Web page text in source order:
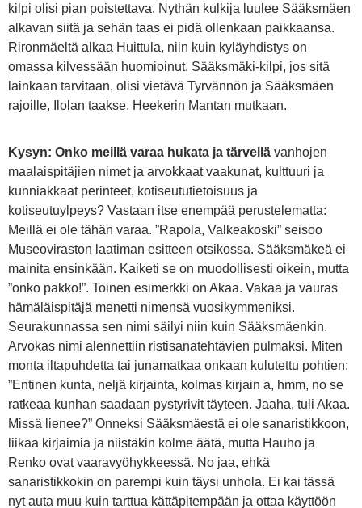
kilpi olisi pian poistettava. Nythän kulkija luulee Sääksmäen
alkavan siitä ja sehän taas ei pidä ollenkaan paikkaansa.
Rironmäeltä alkaa Huittula, niin kuin kyläyhdistys on
omassa kilvessään huomioinut. Sääksmäki-kilpi, jos sitä
lainkaan tarvitaan, olisi vietävä Tyrvännön ja Sääksmäen
rajoille, Ilolan taakse, Heekerin Mantan mutkaan.
Kysyn: Onko meillä varaa hukata ja tärvellä vanhojen
maalaispitäjien nimet ja arvokkaat vaakunat, kulttuuri ja
kunniakkaat perinteet, kotiseututietoisuus ja
kotiseutuylpeys? Vastaan itse enempää perustelematta:
Meillä ei ole tähän varaa. ”Rapola, Valkeakoski” seisoo
Museoviraston laatiman esitteen otsikossa. Sääksmäkeä ei
mainita ensinkään. Kaiketi se on muodollisesti oikein, mutta
”onko pakko!”. Toinen esimerkki on Akaa. Vakaa ja vauras
hämäläispitäjä menetti nimensä vuosikymmeniksi.
Seurakunnassa sen nimi säilyi niin kuin Sääksmäenkin.
Arvokas nimi alennettiin ristisanatehtävien pulmaksi. Miten
monta iltapuhdetta tai junamatkaa onkaan kulutettu pohtien:
”Entinen kunta, neljä kirjainta, kolmas kirjain a, hmm, no se
ratkeaa kunhan saadaan pystyrivit täyteen. Jaaha, tuli Akaa.
Missä lienee?” Onneksi Sääksmäestä ei ole sanaristikkoon,
liikaa kirjaimia ja niistäkin kolme äätä, mutta Hauho ja
Renko ovat vaaravyöhykkeessä. No jaa, ehkä
sanaristikkokin on parempi kuin täysi unhola. Ei kai tässä
nyt auta muu kuin tarttua kättäpitempään ja ottaa käyttöön